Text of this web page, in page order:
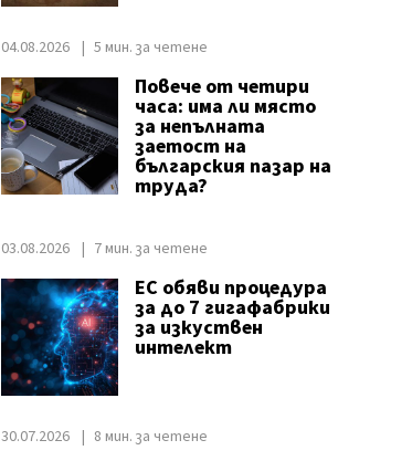
04.08.2026 5 мин. за четене
Повече от четири
часа: има ли място
за непълната
заетост на
българския пазар на
труда?
03.08.2026 7 мин. за четене
ЕС обяви процедура
за до 7 гигафабрики
за изкуствен
интелект
30.07.2026 8 мин. за четене